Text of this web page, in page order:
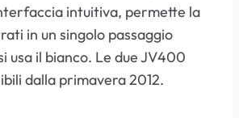
intuitiva, permette la
in un singolo passaggio
usa il bianco. Le due JV400
dalla primavera 2012.